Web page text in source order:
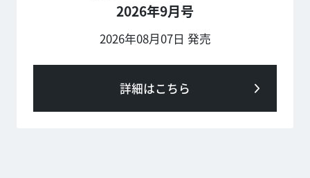
2026年9月号
2026年08月07日 発売
詳細はこちら